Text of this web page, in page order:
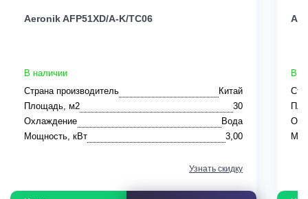
Aeronik AFP51XD/A-K/TC06
В наличии
Страна производитель
Китай
Площадь, м2
30
Охлаждение
Вода
Мощность, кВт
3,00
Узнать скидку
В